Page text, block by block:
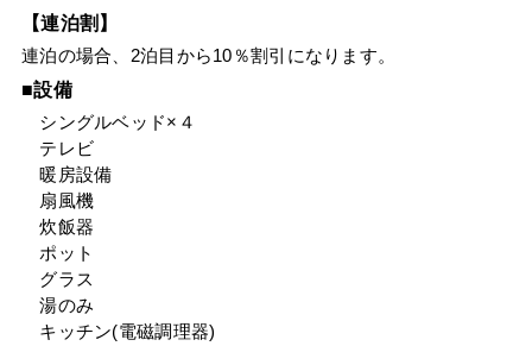
【連泊割】
連泊の場合、2泊目から10％割引になります。
■設備
シングルベッド×４
テレビ
暖房設備
扇風機
炊飯器
ポット
グラス
湯のみ
キッチン(電磁調理器)